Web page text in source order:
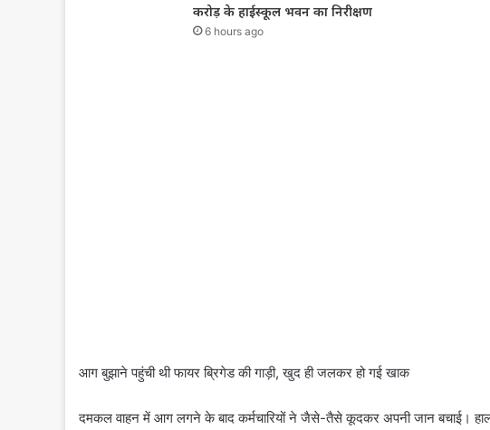
करोड़ के हाईस्कूल भवन का निरीक्षण
6 hours ago
आग बुझाने पहुंची थी फायर ब्रिगेड की गाड़ी, खुद ही जलकर हो गई खाक
दमकल वाहन में आग लगने के बाद कर्मचारियों ने जैसे-तैसे कूदकर अपनी जान बचाई।